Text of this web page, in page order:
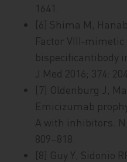
1641.
[6] Shima M,
Factor
bispecificantibody
J Med 2016; 374:
[7] Oldenburg J,
Emicizumab
A with inhibitors. N
809–818.
[8] Guy Y, Sidonio